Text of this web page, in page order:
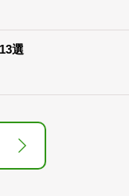
選